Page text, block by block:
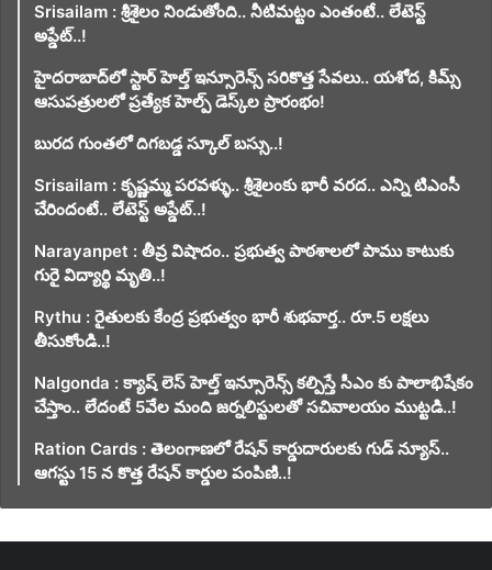
Srisailam : శ్రీశైలం నిండుతోంది.. నీటిమట్టం ఎంతంటే.. లేటెస్ట్
అప్డేట్..!
హైదరాబాద్‌లో స్టార్ హెల్త్ ఇన్సూరెన్స్ సరికొత్త సేవలు.. యశోద, కిమ్స్
ఆసుపత్రులలో ప్రత్యేక హెల్ప్ డెస్క్‌ల ప్రారంభం!
బురద గుంతలో దిగబడ్డ స్కూల్ బస్సు..!
Srisailam : కృష్ణమ్మ పరవళ్ళు.. శ్రీశైలంకు భారీ వరద.. ఎన్ని టిఎంసీ
చేరిందంటే.. లేటెస్ట్ అప్డేట్..!
Narayanpet : తీవ్ర విషాదం.. ప్రభుత్వ పాఠశాలలో పాము కాటుకు
గురై విద్యార్థి మృతి..!
Rythu : రైతులకు కేంద్ర ప్రభుత్వం భారీ శుభవార్త.. రూ.5 లక్షలు
తీసుకోండి..!
Nalgonda : క్యాష్ లెస్ హెల్త్ ఇన్సూరెన్స్ కల్పిస్తే సీఎం కు పాలాభిషేకం
చేస్తాం.. లేదంటే 5వేల మంది జర్నలిస్టులతో సచివాలయం ముట్టడి..!
Ration Cards : తెలంగాణలో రేషన్ కార్డుదారులకు గుడ్ న్యూస్..
ఆగస్టు 15 న కొత్త రేషన్ కార్డుల పంపిణి..!